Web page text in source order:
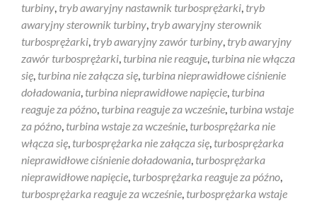
turbiny, tryb awaryjny nastawnik turbosprężarki, tryb
awaryjny sterownik turbiny, tryb awaryjny sterownik
turbosprężarki, tryb awaryjny zawór turbiny, tryb awaryjny
zawór turbosprężarki, turbina nie reaguje, turbina nie włącza
się, turbina nie załącza się, turbina nieprawidłowe ciśnienie
doładowania, turbina nieprawidłowe napięcie, turbina
reaguje za późno, turbina reaguje za wcześnie, turbina wstaje
za późno, turbina wstaje za wcześnie, turbosprężarka nie
włącza się, turbosprężarka nie załącza się, turbosprężarka
nieprawidłowe ciśnienie doładowania, turbosprężarka
nieprawidłowe napięcie, turbosprężarka reaguje za późno,
turbosprężarka reaguje za wcześnie, turbosprężarka wstaje